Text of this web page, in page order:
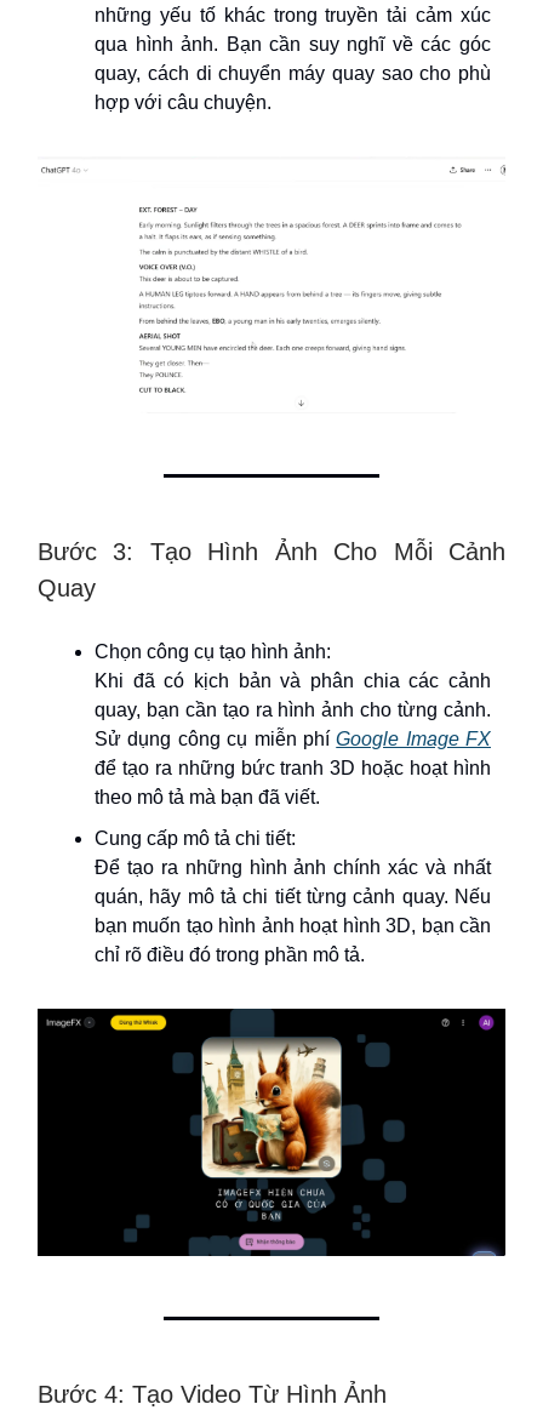
những yếu tố khác trong truyền tải cảm xúc
qua hình ảnh. Bạn cần suy nghĩ về các góc
quay, cách di chuyển máy quay sao cho phù
hợp với câu chuyện.
Bước 3: Tạo Hình Ảnh Cho Mỗi Cảnh
Quay
Chọn công cụ tạo hình ảnh:
Khi đã có kịch bản và phân chia các cảnh
quay, bạn cần tạo ra hình ảnh cho từng cảnh.
Sử dụng công cụ miễn phíGoogle Image FX
để tạo ra những bức tranh 3D hoặc hoạt hình
theo mô tả mà bạn đã viết.
Cung cấp mô tả chi tiết:
Để tạo ra những hình ảnh chính xác và nhất
quán, hãy mô tả chi tiết từng cảnh quay. Nếu
bạn muốn tạo hình ảnh hoạt hình 3D, bạn cần
chỉ rõ điều đó trong phần mô tả.
Bước 4: Tạo Video Từ Hình Ảnh